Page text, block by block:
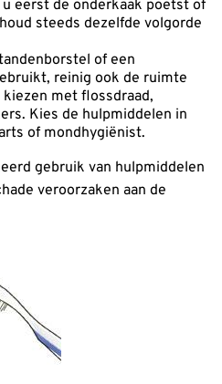
eerst de onderkaak poetst of
steeds dezelfde volgorde
of een
reinig ook de ruimte
met flossdraad,
Kies de hulpmiddelen in
of mondhygiënist.
gebruik van hulpmiddelen
veroorzaken aan de